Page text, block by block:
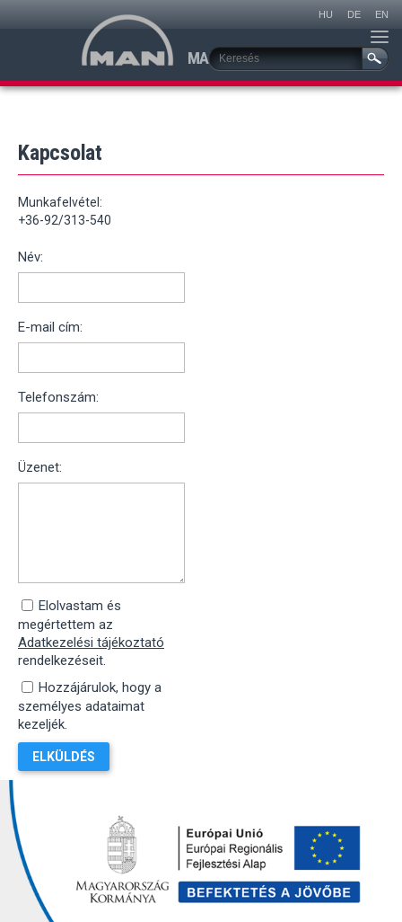
MAN Zalaegerszeg
Kapcsolat
Bővebben
Pótkocsi szerviz
Bővebben
Tachográf illesztés, hitelesítés
Kapcsolat
Munkafelvétel:
+36-92/313-540
Név:
E-mail cím:
Telefonszám:
Üzenet:
Elolvastam és
megértettem az
Adatkezelési tájékoztató
rendelkezéseit.
Hozzájárulok, hogy a
személyes adataimat
kezeljék.